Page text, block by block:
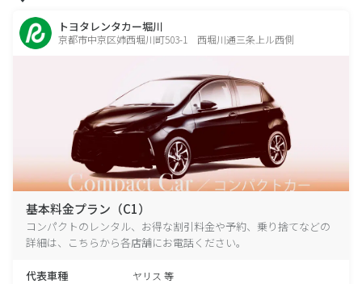
トヨタレンタカー堀川
京都市中京区姉西堀川町503-1 西堀川通三条上ル西側
基本料金プラン（C1）
コンパクトのレンタル、お得な割引料金や予約、乗り捨てなどの
詳細は、こちらから各店舗にお電話ください。
代表車種 ヤリス 等